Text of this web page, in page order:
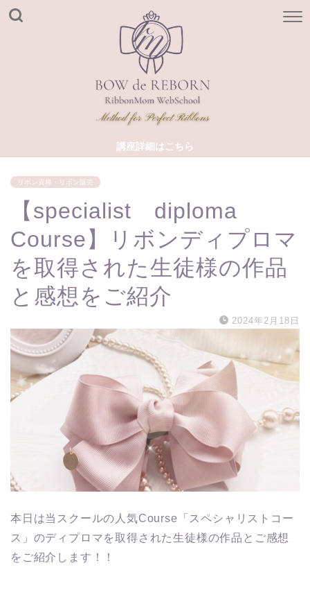
講座詳細はこちら
リボン資格・リボン販売
【specialist diploma
Course】リボンディプロマ
を取得された生徒様の作品
と感想をご紹介
2024年2月18日
本日は当スクールの人気Course「スペシャリストコー
ス」のディプロマを取得された生徒様の作品とご感想
をご紹介します！！